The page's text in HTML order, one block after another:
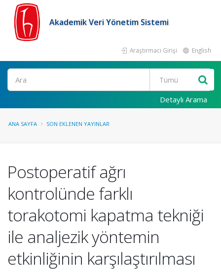
Akademik Veri Yönetim Sistemi
Araştırmacı Girişi English
Ara
Detaylı Arama
ANA SAYFA SON EKLENEN YAYINLAR
Postoperatif ağrı
kontrolünde farklı
torakotomi kapatma tekniği
ile analjezik yöntemin
etkinliğinin karşılaştırılması